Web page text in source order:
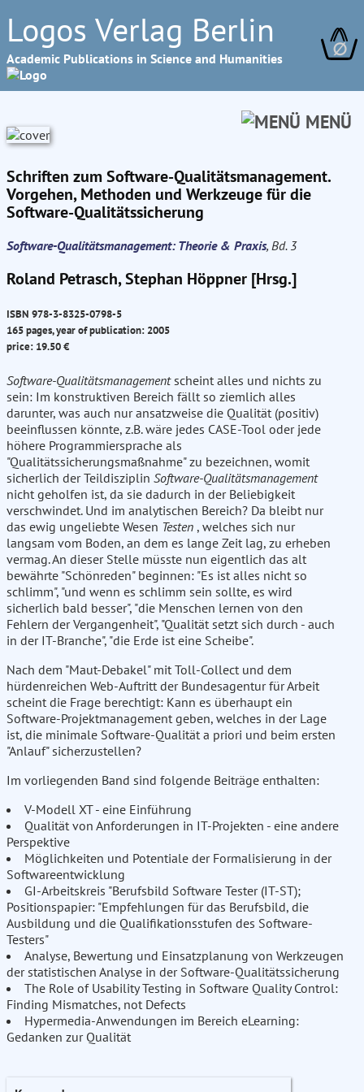
Logos Verlag Berlin
Academic Publications in Science and Humanities ∅
MENÜ
Schriften zum Software-Qualitätsmanagement.
Vorgehen, Methoden und Werkzeuge für die
Software-Qualitätssicherung
Software-Qualitätsmanagement: Theorie & Praxis, Bd. 3
Roland Petrasch, Stephan Höppner [Hrsg.]
ISBN 978-3-8325-0798-5
165 pages, year of publication: 2005
price: 19.50 €
Software-Qualitätsmanagementscheint alles und nichts zu
sein: Im konstruktiven Bereich fällt so ziemlich alles
darunter, was auch nur ansatzweise die Qualität (positiv)
beeinflussen könnte, z.B. wäre jedes CASE-Tool oder jede
höhere Programmiersprache als
"Qualitätssicherungsmaßnahme" zu bezeichnen, womit
sicherlich der Teildisziplin Software-Qualitätsmanagement
nicht geholfen ist, da sie dadurch in der Beliebigkeit
verschwindet. Und im analytischen Bereich? Da bleibt nur
das ewig ungeliebte Wesen Testen , welches sich nur
langsam vom Boden, an dem es lange Zeit lag, zu erheben
vermag. An dieser Stelle müsste nun eigentlich das alt
bewährte "Schönreden" beginnen: "Es ist alles nicht so
schlimm", "und wenn es schlimm sein sollte, es wird
sicherlich bald besser", "die Menschen lernen von den
Fehlern der Vergangenheit", "Qualität setzt sich durch - auch
in der IT-Branche", "die Erde ist eine Scheibe".
Nach dem "Maut-Debakel" mit Toll-Collect und dem
hürdenreichen Web-Auftritt der Bundesagentur für Arbeit
scheint die Frage berechtigt: Kann es überhaupt ein
Software-Projektmanagement geben, welches in der Lage
ist, die minimale Software-Qualität a priori und beim ersten
"Anlauf" sicherzustellen?
Im vorliegenden Band sind folgende Beiträge enthalten:
V-Modell XT - eine Einführung
Qualität von Anforderungen in IT-Projekten - eine andere
Perspektive
Möglichkeiten und Potentiale der Formalisierung in der
Softwareentwicklung
GI-Arbeitskreis "Berufsbild Software Tester (IT-ST);
Positionspapier: "Empfehlungen für das Berufsbild, die
Ausbildung und die Qualifikationsstufen des Software-
Testers"
Analyse, Bewertung und Einsatzplanung von Werkzeugen
der statistischen Analyse in der Software-Qualitätssicherung
The Role of Usability Testing in Software Quality Control:
Finding Mismatches, not Defects
Hypermedia-Anwendungen im Bereich eLearning:
Gedanken zur Qualität